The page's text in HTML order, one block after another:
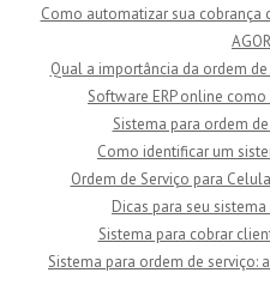
Como automatizar sua
Qual a importância da ordem
Software ERP online
Sistema para ordem
Como identificar um
Ordem de Serviço para
Dicas para seu
Sistema para cobrar
Sistema para ordem de serviço: